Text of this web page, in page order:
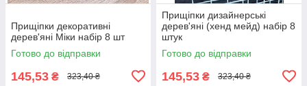
Прищіпки декоративні
дерев'яні Міки набір 8 шт
Готово до відправки
145,53 ₴ 323,40 ₴
Прищіпки дизайнерські
дерев'яні (хенд мейд) набір 8
штук
Готово до відправки
145,53 ₴ 323,40 ₴